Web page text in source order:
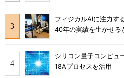
フィジカルAIに注力す
40年の実績を生かせる
シリコン量子コンピュ
18Aプロセスを活用